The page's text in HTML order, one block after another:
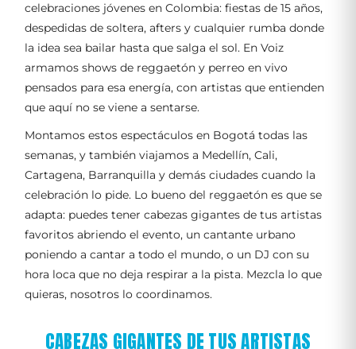
celebraciones jóvenes en Colombia: fiestas de 15 años,
despedidas de soltera, afters y cualquier rumba donde
la idea sea bailar hasta que salga el sol. En Voiz
armamos shows de reggaetón y perreo en vivo
pensados para esa energía, con artistas que entienden
que aquí no se viene a sentarse.
Montamos estos espectáculos en Bogotá todas las
semanas, y también viajamos a Medellín, Cali,
Cartagena, Barranquilla y demás ciudades cuando la
celebración lo pide. Lo bueno del reggaetón es que se
adapta: puedes tener cabezas gigantes de tus artistas
favoritos abriendo el evento, un cantante urbano
poniendo a cantar a todo el mundo, o un DJ con su
hora loca que no deja respirar a la pista. Mezcla lo que
quieras, nosotros lo coordinamos.
CABEZAS GIGANTES DE TUS ARTISTAS